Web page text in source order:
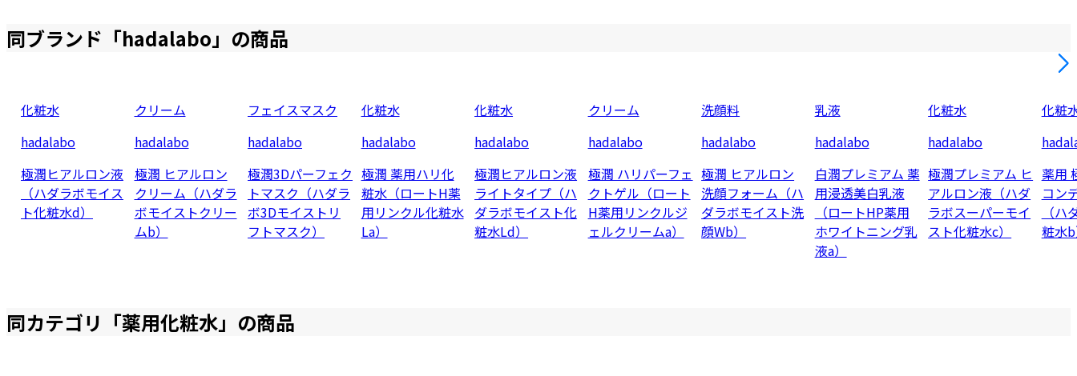
同ブランド「hadalabo」の商品
化粧水
hadalabo
極潤ヒアルロン液
（ハダラボモイス
ト化粧水d）
クリーム
hadalabo
極潤 ヒアルロン
クリーム（ハダラ
ボモイストクリー
ムb）
フェイスマスク
hadalabo
極潤3Dパーフェク
トマスク（ハダラ
ボ3Dモイストリ
フトマスク）
化粧水
hadalabo
極潤 薬用ハリ化
粧水（ロートH薬
用リンクル化粧水
La）
化粧水
hadalabo
極潤ヒアルロン液
ライトタイプ（ハ
ダラボモイスト化
粧水Ld）
クリーム
hadalabo
極潤 ハリパーフェ
クトゲル（ロート
H薬用リンクルジ
ェルクリームa）
洗顔料
hadalabo
極潤 ヒアルロン
洗顔フォーム（ハ
ダラボモイスト洗
顔Wb）
乳液
hadalabo
白潤プレミアム 薬
用浸透美白乳液
（ロートHP薬用
ホワイトニング乳
液a）
化粧水
hadalabo
極潤プレミアム ヒ
アルロン液（ハダ
ラボスーパーモイ
スト化粧水c）
化粧
薬用
コン
（
粧水
同カテゴリ「薬用化粧水」の商品